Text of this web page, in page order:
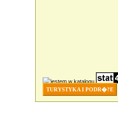
TURYSTYKA I PODR�?E